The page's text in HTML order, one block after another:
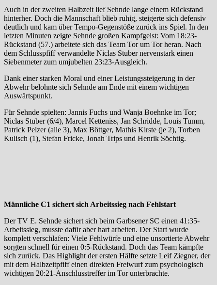
Auch in der zweiten Halbzeit lief Sehnde lange einem Rückstand
hinterher. Doch die Mannschaft blieb ruhig, steigerte sich defensiv
deutlich und kam über Tempo-Gegenstöße zurück ins Spiel. In den
letzten Minuten zeigte Sehnde großen Kampfgeist: Vom 18:23-
Rückstand (57.) arbeitete sich das Team Tor um Tor heran. Nach
dem Schlusspfiff verwandelte Niclas Stuber nervenstark einen
Siebenmeter zum umjubelten 23:23-Ausgleich.
Dank einer starken Moral und einer Leistungssteigerung in der
Abwehr belohnte sich Sehnde am Ende mit einem wichtigen
Auswärtspunkt.
Für Sehnde spielten: Jannis Fuchs und Wanja Boehnke im Tor;
Niclas Stuber (6/4), Marcel Ketteniss, Jan Schridde, Louis Tumm,
Patrick Pelzer (alle 3), Max Böttger, Mathis Kirste (je 2), Torben
Kulisch (1), Stefan Fricke, Jonah Trips und Henrik Söchtig.
Männliche C1 sichert sich Arbeitssieg nach Fehlstart
Der TV E. Sehnde sichert sich beim Garbsener SC einen 41:35-
Arbeitssieg, musste dafür aber hart arbeiten. Der Start wurde
komplett verschlafen: Viele Fehlwürfe und eine unsortierte Abwehr
sorgten schnell für einen 0:5-Rückstand. Doch das Team kämpfte
sich zurück. Das Highlight der ersten Hälfte setzte Leif Ziegner, der
mit dem Halbzeitpfiff einen direkten Freiwurf zum psychologisch
wichtigen 20:21-Anschlusstreffer im Tor unterbrachte.